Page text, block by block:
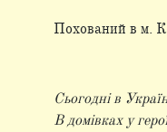
Похований в м.
Сьогодні в
В домівках у